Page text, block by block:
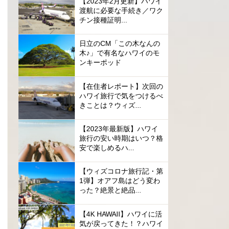
渡航に必要な手続き／ワク
チン接種証明...
日立のCM「この木なんの
木♪」で有名なハワイのモ
ンキーポッド
【在住者レポート】次回の
ハワイ旅行で気をつけるべ
きことは？ウィズ...
【2023年最新版】ハワイ
旅行の安い時期はいつ？格
安で楽しめるハ...
【ウィズコロナ旅行記・第
1弾】オアフ島はどう変わ
った？絶景と絶品...
【4K HAWAII】ハワイに活
気が戻ってきた！？ハワイ